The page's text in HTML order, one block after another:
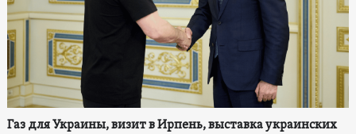
Газ для Украины, визит в Ирпень, выставка украинских